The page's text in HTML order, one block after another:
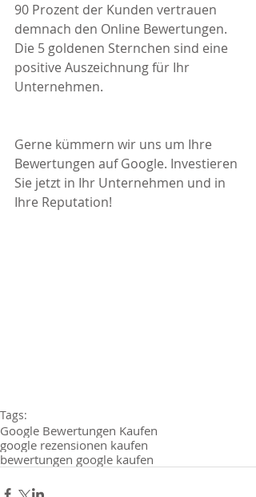
90 Prozent der Kunden vertrauen
demnach den Online Bewertungen.
Die 5 goldenen Sternchen sind eine
positive Auszeichnung für Ihr
Unternehmen.
Gerne kümmern wir uns um Ihre
Bewertungen auf Google. Investieren
Sie jetzt in Ihr Unternehmen und in
Ihre Reputation!
Tags:
Google Bewertungen Kaufen
google rezensionen kaufen
bewertungen google kaufen